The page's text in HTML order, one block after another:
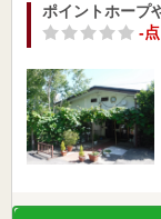
ポイントホープ
-点